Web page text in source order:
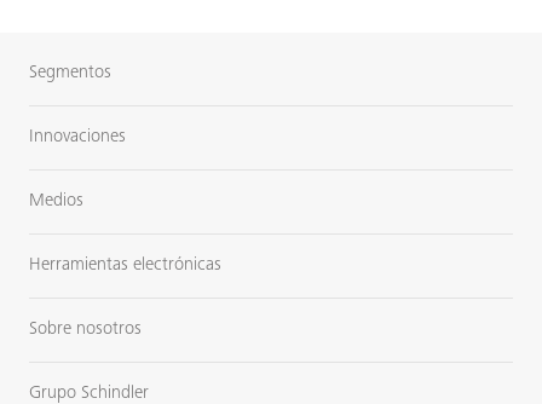
Segmentos
Innovaciones
Medios
Herramientas electrónicas
Sobre nosotros
Grupo Schindler